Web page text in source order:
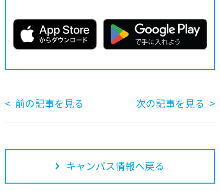
前の記事を見る 次の記事を見る
キャンパス情報へ戻る